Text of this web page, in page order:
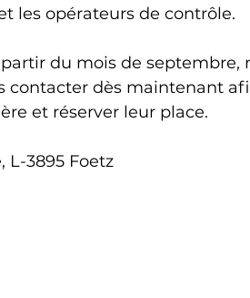
les opérateurs de contrôle.
du mois de septembre,
contacter dès maintenant
et réserver leur place.
L-3895 Foetz